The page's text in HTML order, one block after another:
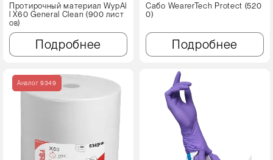
Протирочный материал WypAl
l X60 Genеral Clean (900 лист
ов)
Подробнее
Сабо WearerTech Protect (520
0)
Подробнее
Аналог 9349